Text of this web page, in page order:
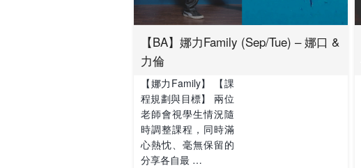
【BA】娜力Family (Sep/Tue) – 娜口 &
力倫
【娜力Family】 【課
程規劃與目標】 兩位
老師會視學生情況隨
時調整課程，同時滿
心熱忱、毫無保留的
分享各自最 …